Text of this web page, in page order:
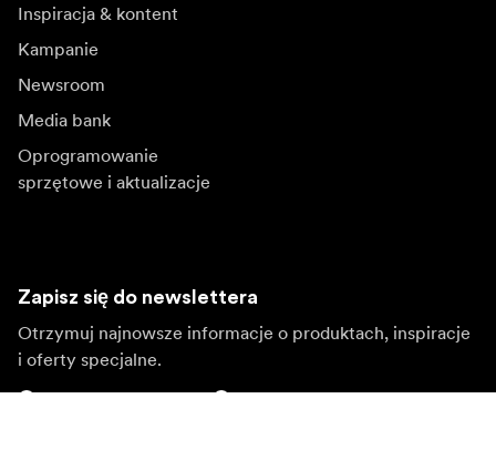
Inspiracja & kontent
Kampanie
Newsroom
Media bank
Oprogramowanie
sprzętowe i aktualizacje
Zapisz się do newslettera
Otrzymuj najnowsze informacje o produktach, inspiracje
i oferty specjalne.